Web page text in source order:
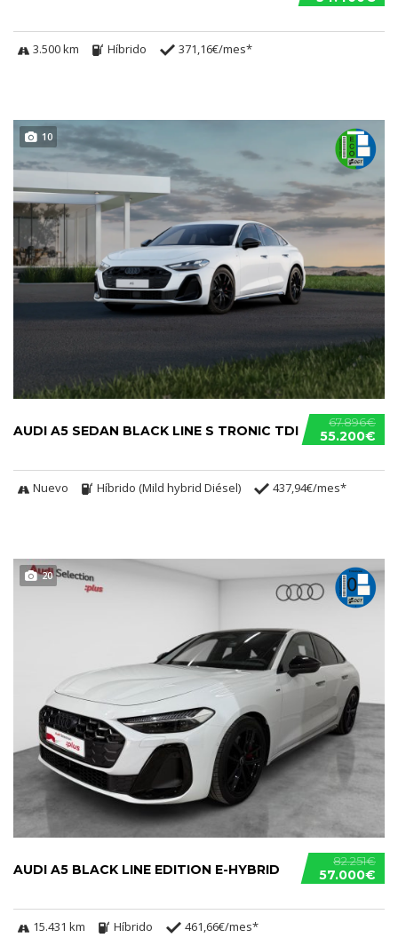
3.500 km Híbrido 371,16€/mes*
10
67.896€
55.200€
AUDI A5 SEDAN BLACK LINE S TRONIC TDI
Nuevo Híbrido (Mild hybrid Diésel) 437,94€/mes*
20
82.251€
57.000€
AUDI A5 BLACK LINE EDITION E-HYBRID
15.431 km Híbrido 461,66€/mes*